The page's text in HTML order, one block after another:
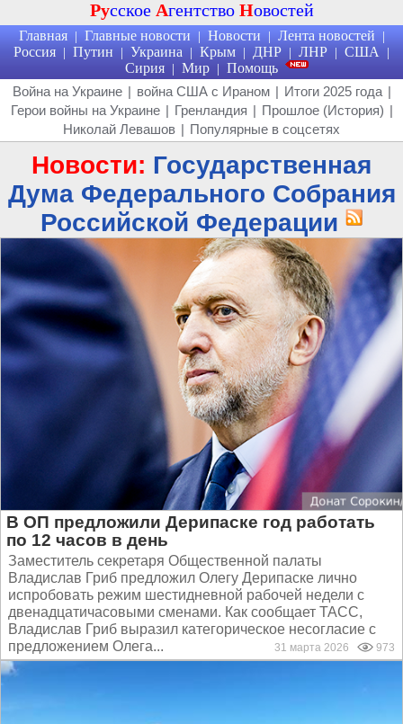
Русское Агентство Новостей
Главная | Главные новости | Новости | Лента новостей |
Россия | Путин | Украина | Крым | ДНР | ЛНР | США |
Сирия | Мир | Помощь
Война на Украине | война США с Ираном | Итоги 2025 года |
Герои войны на Украине | Гренландия | Прошлое (История) |
Николай Левашов | Популярные в соцсетях
Новости: Государственная
Дума Федерального Собрания
Российской Федерации
В ОП предложили Дерипаске год работать
по 12 часов в день
Заместитель секретаря Общественной палаты
Владислав Гриб предложил Олегу Дерипаске лично
испробовать режим шестидневной рабочей недели с
двенадцатичасовыми сменами. Как сообщает ТАСС,
Владислав Гриб выразил категорическое несогласие с
предложением Олега...
31 марта 2026 973